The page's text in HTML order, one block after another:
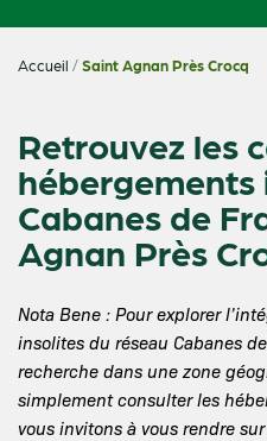
Accueil /Saint Agnan Près Crocq
Retrouvez les
hébergements
Cabanes de
Agnan Près
Nota Bene : Pour explorer
insolites du réseau Cabanes
recherche dans une zone
simplement consulter les
vous invitons à vous rendre